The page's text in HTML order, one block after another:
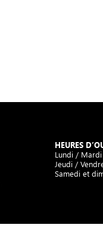
HEURES
Lundi /
Jeudi /
Samedi et